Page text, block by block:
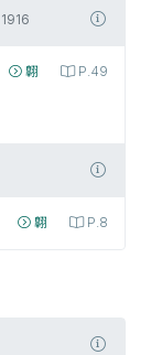
翺 P.49
翺 P.8